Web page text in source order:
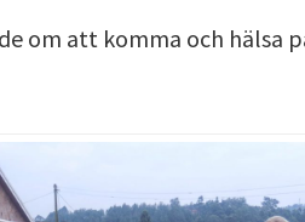
om att komma och hälsa